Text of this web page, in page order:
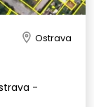
Ostrava
-